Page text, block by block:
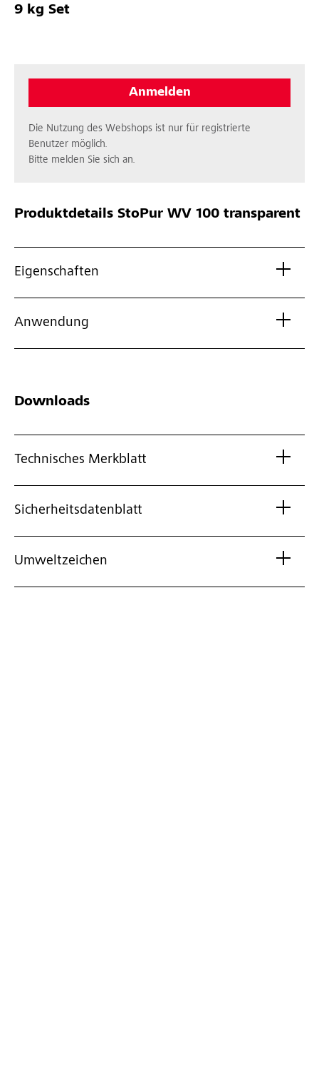
9 kg Set
Anmelden
Die Nutzung des Webshops ist nur für registrierte
Benutzer möglich.
Bitte melden Sie sich an.
Produktdetails StoPur WV 100 transparent
Eigenschaften
Anwendung
Downloads
Technisches Merkblatt
Sicherheitsdatenblatt
Umweltzeichen